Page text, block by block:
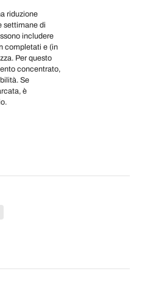
riduzione
settimane di
includere
completati e (in
Per questo
concentrato,
Se
è